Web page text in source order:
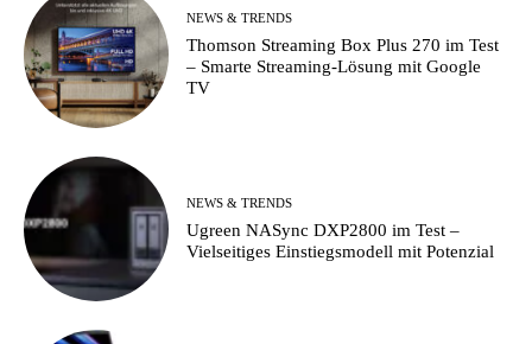
NEWS & TRENDS
Thomson Streaming Box Plus 270 im Test
– Smarte Streaming-Lösung mit Google
TV
NEWS & TRENDS
Ugreen NASync DXP2800 im Test –
Vielseitiges Einstiegsmodell mit Potenzial